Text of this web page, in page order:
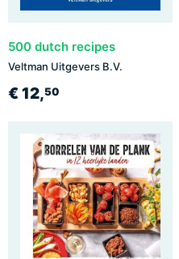
500 dutch recipes
Veltman Uitgevers B.V.
€ 12,50